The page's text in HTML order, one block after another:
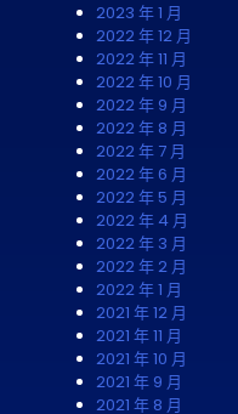
2023 年 1 月
2022 年 12 月
2022 年 11 月
2022 年 10 月
2022 年 9 月
2022 年 8 月
2022 年 7 月
2022 年 6 月
2022 年 5 月
2022 年 4 月
2022 年 3 月
2022 年 2 月
2022 年 1 月
2021 年 12 月
2021 年 11 月
2021 年 10 月
2021 年 9 月
2021 年 8 月